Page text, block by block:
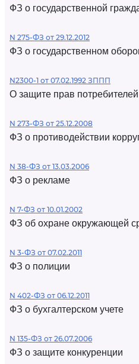
ФЗ о государственной
N 275-ФЗ от 29.12.2012
ФЗ о государственном
N2300-1 от 07.02.1992 ЗППП
О защите прав потребителей
N 273-ФЗ от 25.12.2008
ФЗ о противодействии
N 38-ФЗ от 13.03.2006
ФЗ о рекламе
N 7-ФЗ от 10.01.2002
ФЗ об охране окружающей
N 3-ФЗ от 07.02.2011
ФЗ о полиции
N 402-ФЗ от 06.12.2011
ФЗ о бухгалтерском учете
N 135-ФЗ от 26.07.2006
ФЗ о защите конкуренции